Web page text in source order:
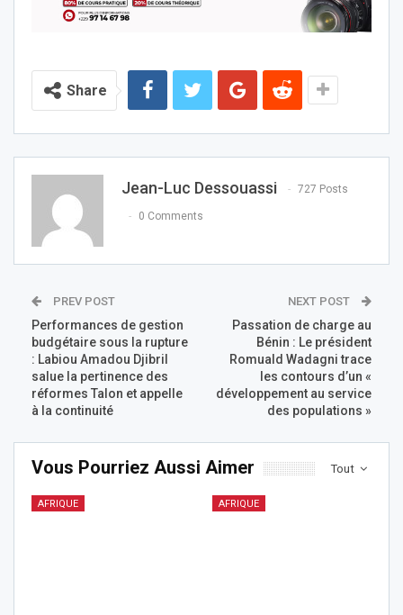
Share
Jean-Luc Dessouassi 727 Posts
0 Comments
PREV POST
Performances de gestion
budgétaire sous la rupture
: Labiou Amadou Djibril
salue la pertinence des
réformes Talon et appelle
à la continuité
NEXT POST
Passation de charge au
Bénin : Le président
Romuald Wadagni trace
les contours d’un «
développement au service
des populations »
Tout
Vous Pourriez Aussi Aimer
AFRIQUE AFRIQUE